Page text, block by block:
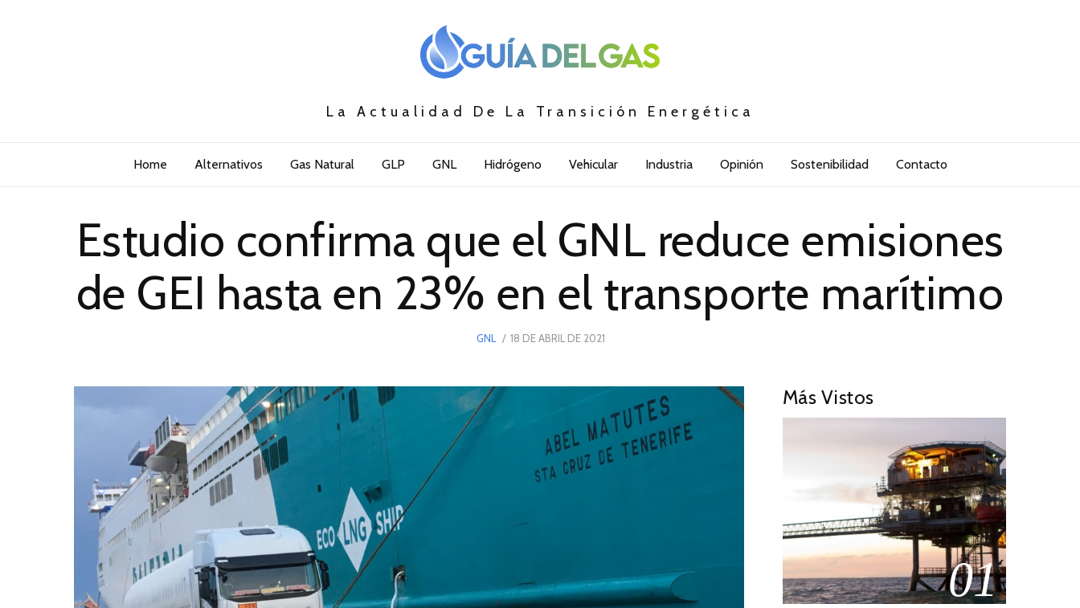
La Actualidad De La Transición Energética
Home Alternativos Gas Natural GLP GNL Hidrógeno Vehicular Industria Opinión Sostenibilidad Contacto
Estudio confirma que el GNL reduce emisiones
de GEI hasta en 23% en el transporte marítimo
GNL
POSTED
18 DE ABRIL DE 2021
2021
Más Vistos
01